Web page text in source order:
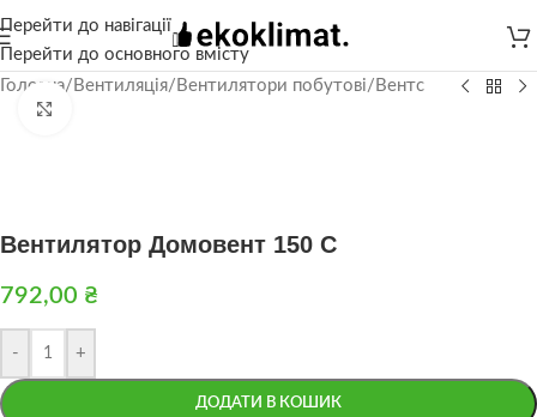
Перейти до навігації
Перейти до основного вмісту
Головна/ Вентиляція/ Вентилятори побутові/ Вентс
Вентилятор Домовент 150 С
792,00 ₴
- +
ДОДАТИ В КОШИК